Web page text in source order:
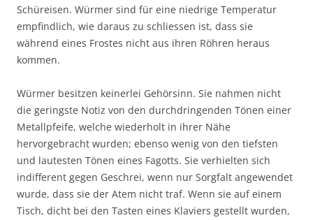
Schüreisen. Würmer sind für eine niedrige Temperatur
empfindlich, wie daraus zu schliessen ist, dass sie
während eines Frostes nicht aus ihren Röhren heraus
kommen.
Würmer besitzen keinerlei Gehörsinn. Sie nahmen nicht
die geringste Notiz von den durchdringenden Tönen einer
Metallpfeife, welche wiederholt in ihrer Nähe
hervorgebracht wurden; ebenso wenig von den tiefsten
und lautesten Tönen eines Fagotts. Sie verhielten sich
indifferent gegen Geschrei, wenn nur Sorgfalt angewendet
wurde, dass sie der Atem nicht traf. Wenn sie auf einem
Tisch, dicht bei den Tasten eines Klaviers gestellt wurden,